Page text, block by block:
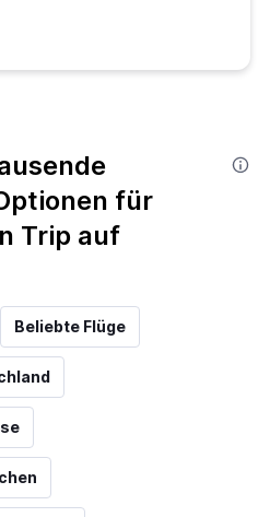
für
Trip auf
Beliebte Flüge